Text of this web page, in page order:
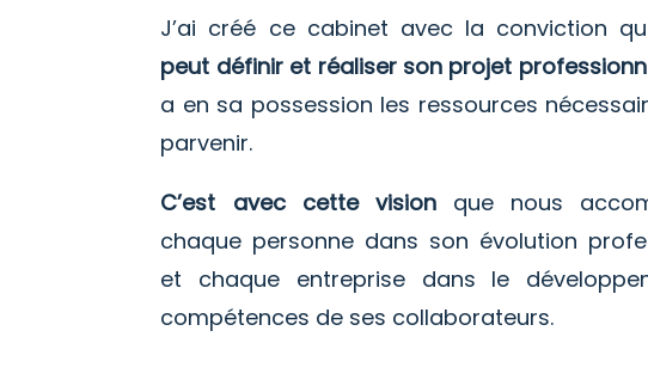
J’ai créé ce cabinet avec la conviction
peut définir et réaliser son projet
a en sa possession les ressources
parvenir.
C’est avec cette visionque nous
chaque personne dans son évolution
et chaque entreprise dans le
compétences de ses collaborateurs.